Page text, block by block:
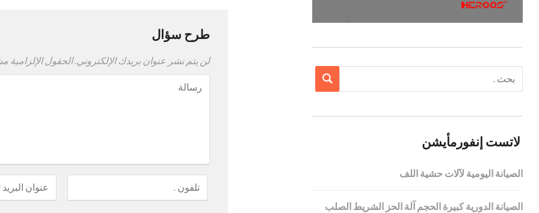
طرح سؤال
لن يتم نشر عنوان بريدك الإلكتروني.الحقول الإلزامية
لاتست إنفورمأيشن
الصيانة اليومية لآلات حشية اللف
الصيانة الدورية كبيرة الحجم آلة الحز الشريط الصلب